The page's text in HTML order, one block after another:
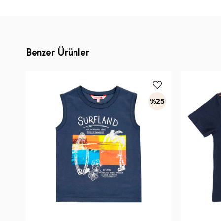
Benzer Ürünler
%25